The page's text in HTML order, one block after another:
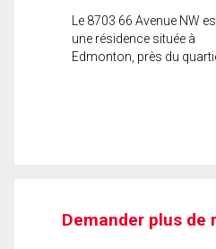
Le 8703 66 Avenue NW
une résidence située à
Edmonton, près du
Demander plus de